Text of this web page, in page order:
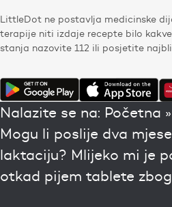
LittleDot ne postavlja medicinske
terapije niti izdaje recepte bilo
stanja nazovite 112 ili posjetite
Nalazite se na: Početna »
Mogu li poslije dva
laktaciju? Mlijeko mi je
otkad pijem tablete